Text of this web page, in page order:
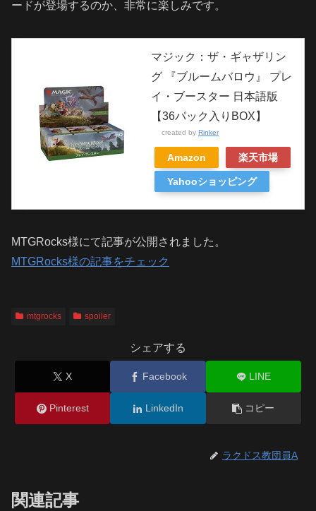
ードが登場するのか、非常に楽しみです。
マジック：ザ・ギャザリン
グ 『ブルームバロウ』 プレ
イ・ブースター 日本語版
【36パック入りBOX】
created by Rinker
Amazon 楽天市場
Yahooショッピング
MTGRocks様にて記事が公開されました。
MTGRocks様の記事をチェック
mtgrocks spoiler
シェアする
X Facebook LINE
Pinterest LinkedIn コピー
ラクドス教団員A
関連記事